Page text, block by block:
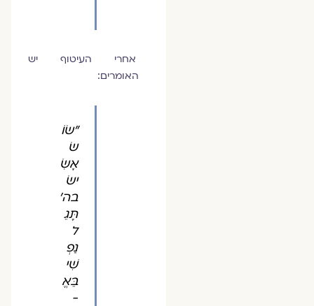
אחרי העיטוף יש
האומרים:
"שׂוֹ
שׂ
אָשִׂ
ישׂ
בה'
תָּגֵ
ל
נַפְ
שִׁי
בֵּאֱ